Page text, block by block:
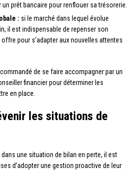
prêt bancaire pour renflouer sa trésorerie.
: si le marché dans lequel évolue
il est indispensable de repenser son
pour s’adapter aux nouvelles attentes
de se faire accompagner par un
financier pour déterminer les
en place.
les situations de
une situation de bilan en perte, il est
d’adopter une gestion proactive de leur